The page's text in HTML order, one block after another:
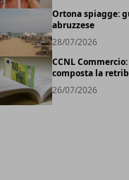
Ortona spiagge:
abruzzese
28/07/2026
CCNL
composta la
26/07/2026